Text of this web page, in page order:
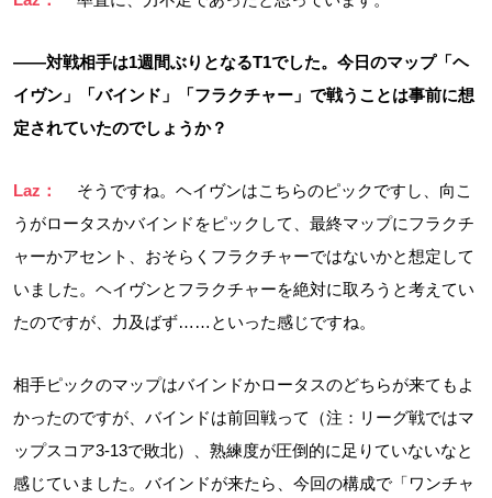
――対戦相手は1週間ぶりとなるT1でした。今日のマップ「ヘ
イヴン」「バインド」「フラクチャー」で戦うことは事前に想
定されていたのでしょうか？
Laz：
そうですね。ヘイヴンはこちらのピックですし、向こ
うがロータスかバインドをピックして、最終マップにフラクチ
ャーかアセント、おそらくフラクチャーではないかと想定して
いました。ヘイヴンとフラクチャーを絶対に取ろうと考えてい
たのですが、力及ばず……といった感じですね。
相手ピックのマップはバインドかロータスのどちらが来てもよ
かったのですが、バインドは前回戦って（注：リーグ戦ではマ
ップスコア3-13で敗北）、熟練度が圧倒的に足りていないなと
感じていました。バインドが来たら、今回の構成で「ワンチャ